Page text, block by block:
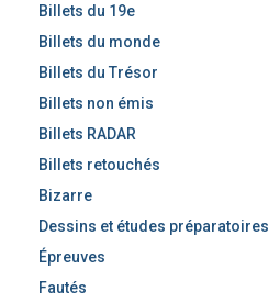
Billets du 19e
Billets du monde
Billets du Trésor
Billets non émis
Billets RADAR
Billets retouchés
Bizarre
Dessins et études préparatoires
Épreuves
Fautés